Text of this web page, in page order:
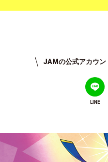
JAMの公式アカウン
LINE